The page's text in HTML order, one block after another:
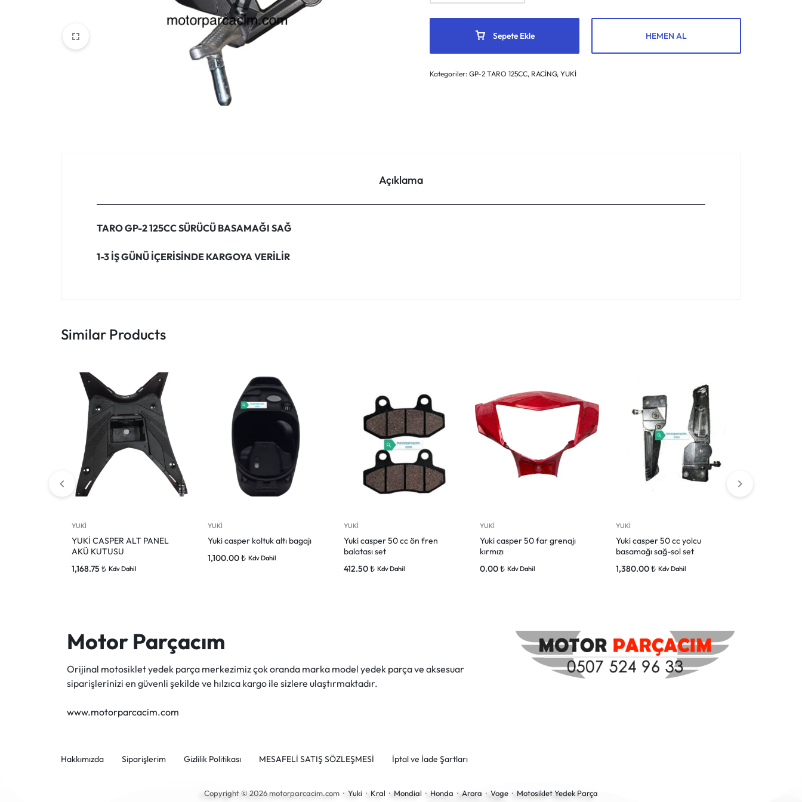
YAMAHA Sepete Ekle HEMEN AL
Kategoriler:GP-2 TARO 125CC, RACİNG,YUKİ
Açıklama
TARO GP-2 125CC SÜRÜCÜ BASAMAĞI SAĞ
1-3 İŞ GÜNÜ İÇERİSİNDE KARGOYA VERİLİR
Similar Products
YUKİ
YUKİ CASPER ALT PANEL
AKÜ KUTUSU
1,168.75 ₺ Kdv Dahil
YUKİ
Yuki casper koltuk altı bagajı
1,100.00₺ Kdv Dahil
YUKİ
Yuki casper 50 cc ön fren
balatası set
412.50₺ Kdv Dahil
YUKİ
Yuki casper 50 far grenajı
kırmızı
0.00₺ Kdv Dahil
YUKİ
Yuki casper 50 cc yolcu
basamağı sağ-sol set
1,380.00₺ Kdv Dahil
Motor Parçacım
Orijinal motosiklet yedek parça merkezimiz çok oranda marka model yedek parça ve aksesuar
siparişlerinizi en güvenli şekilde ve hılzıca kargo ile sizlere ulaştırmaktadır.
www.motorparcacim.com
Hakkımızda Siparişlerim Gizlilik Politikası MESAFELİ SATIŞ SÖZLEŞMESİ İptal ve İade Şartları
Copyright © 2026 motorparcacim.com · Yuki · Kral · Mondial · Honda ·Arora · Voge · Motosiklet Yedek Parça